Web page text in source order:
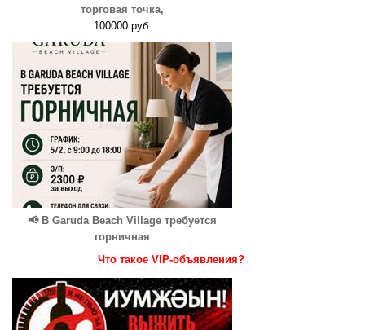
торговая точка,
100000 руб.
📢 В Garuda Beach Village требуется
горничная
Что такое VIP-объявления?